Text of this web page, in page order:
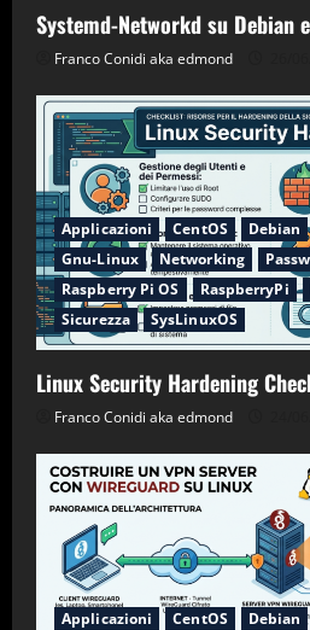
Systemd-Networkd su Debian
Franco Conidi aka edmond
Applicazioni CentOS Debian
Gnu-Linux
Networking
Raspberry Pi OS
RaspberryPi
Sicurezza
SysLinuxOS
Linux Security Hardening
Franco Conidi aka edmond
Applicazioni CentOS Debian